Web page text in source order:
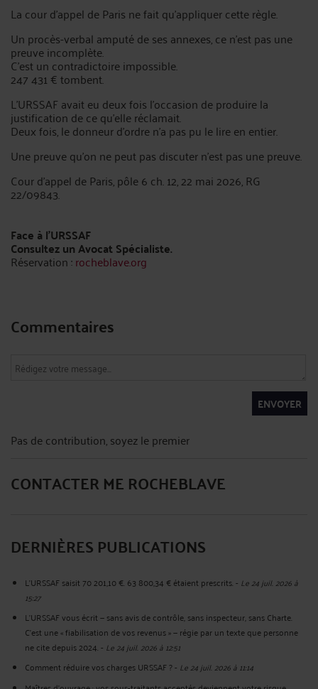
La cour d'appel de Paris ne fait qu'appliquer cette règle.
Un procès-verbal amputé de ses annexes, ce n'est pas une
preuve incomplète.
C'est un contradictoire impossible.
247 431 € tombent.
L'URSSAF avait eu deux fois l'occasion de produire la
justification de ce qu'elle réclamait.
Deux fois, le donneur d'ordre n'a pas pu le lire en entier.
Une preuve qu'on ne peut pas discuter n'est pas une preuve.
Cour d'appel de Paris, pôle 6 ch. 12, 22 mai 2026, RG
22/09843.
Face à l’URSSAF
Consultez un Avocat Spécialiste.
Réservation :rocheblave.org
Commentaires
ENVOYER
Pas de contribution, soyez le premier
CONTACTER ME ROCHEBLAVE
DERNIÈRES PUBLICATIONS
L'URSSAF saisit 70 201,10 €. 63 800,34 € étaient prescrits.- Le 24 juil. 2026 à
15:27
L'URSSAF vous écrit — sans avis de contrôle, sans inspecteur, sans Charte.
C'est une « fiabilisation de vos revenus » — régie par un texte que personne
ne cite depuis 2024.- Le 24 juil. 2026 à 12:51
Comment réduire vos charges URSSAF ?- Le 24 juil. 2026 à 11:14